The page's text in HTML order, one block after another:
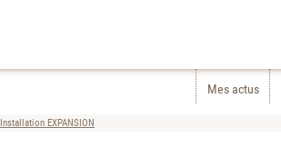
Mes actus
Installation EXPANSION